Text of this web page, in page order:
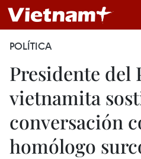
POLÍTICA
Presidente del
vietnamita
conversación
homólogo